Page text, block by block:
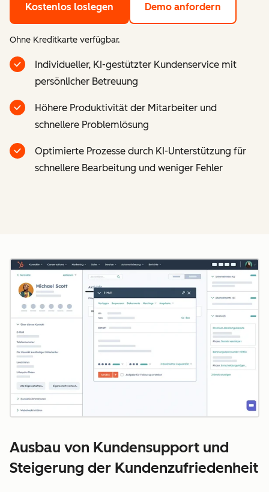
Kostenlos loslegen Demo anfordern
Ohne Kreditkarte verfügbar.
Individueller, KI-gestützter Kundenservice mit
persönlicher Betreuung
Höhere Produktivität der Mitarbeiter und
schnellere Problemlösung
Optimierte Prozesse durch KI-Unterstützung für
schnellere Bearbeitung und weniger Fehler
Ausbau von Kundensupport und
Steigerung der Kundenzufriedenheit